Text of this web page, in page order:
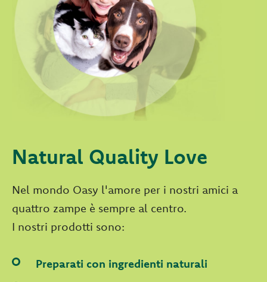
Natural Quality Love
Nel mondo Oasy l'amore per i nostri amici a
quattro zampe è sempre al centro.
I nostri prodotti sono:
Preparati con ingredienti naturali